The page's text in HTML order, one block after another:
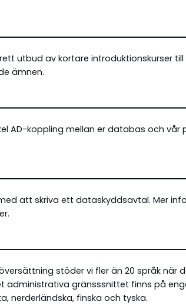
utbud av kortare introduktionskurser till
ämnen.
AD-koppling mellan er databas och vår
att skriva ett dataskyddsavtal. Mer
.
stöder vi fler än 20 språk när
administrativa gränsssnittet finns på
nerderländska, finska och tyska.